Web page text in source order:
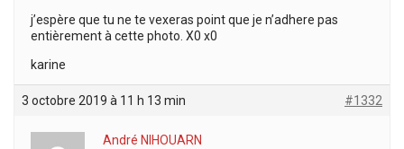
j’espère que tu ne te vexeras point que je n’adhere pas
entièrement à cette photo. X0 x0
karine
3 octobre 2019 à 11 h 13 min #1332
André NIHOUARN